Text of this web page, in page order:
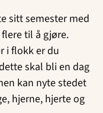
sitt semester med
til å gjøre.
i flokk er du
skal bli en dag
kan nyte stedet
hjerne, hjerte og